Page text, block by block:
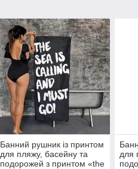
Банний рушник із принтом
для пляжу, басейну та
подорожей з принтом «the
для